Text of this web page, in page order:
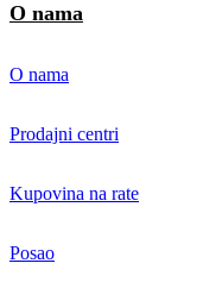
O nama
O nama
Prodajni centri
Kupovina na rate
Posao